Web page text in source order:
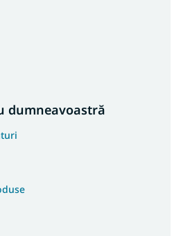
dumneavoastră